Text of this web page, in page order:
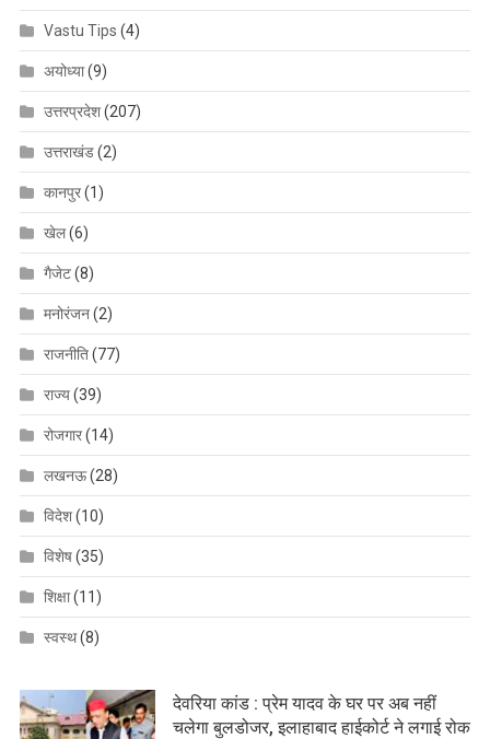
Vastu Tips (4)
अयोध्या(9)
उत्तरप्रदेश(207)
उत्तराखंड(2)
कानपुर(1)
खेल(6)
गैजेट(8)
मनोरंजन(2)
राजनीति(77)
राज्य(39)
रोजगार(14)
लखनऊ(28)
विदेश(10)
विशेष(35)
शिक्षा(11)
स्वस्थ(8)
देवरिया कांड : प्रेम यादव के घर पर अब नहीं
चलेगा बुलडोजर, इलाहाबाद हाईकोर्ट ने लगाई रोक